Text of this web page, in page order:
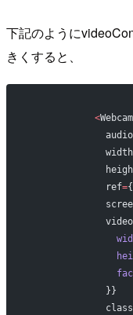
下記のように
きくすると、
            <
Webcam
              audio
              width
              ref
=
              }}